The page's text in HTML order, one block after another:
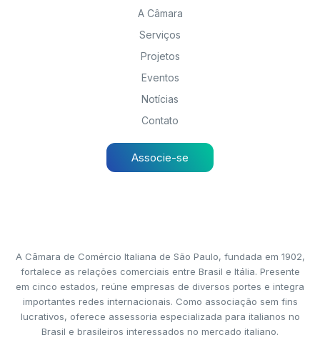
A Câmara
Serviços
Projetos
Eventos
Notícias
Contato
Associe-se
A Câmara de Comércio Italiana de São Paulo, fundada em 1902,
fortalece as relações comerciais entre Brasil e Itália. Presente
em cinco estados, reúne empresas de diversos portes e integra
importantes redes internacionais. Como associação sem fins
lucrativos, oferece assessoria especializada para italianos no
Brasil e brasileiros interessados no mercado italiano.